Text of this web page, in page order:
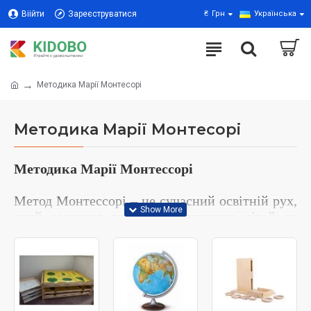
Віійти Зареєструватися ₴ Грн Українська
Методика Марії Монтесорі
Методика Марії Монтесорі
Методика Марії Монтессорі
Метод Монтессорі – це сучасний освітній рух,
який заохочує вчителів розглядати дітей та
стосунки вчителя та учня. Замість
концентруватися на стандартній освіті, цей
метод фокусується на повазі та заохоченні
індивідуальних відмінностей кожної дитини.